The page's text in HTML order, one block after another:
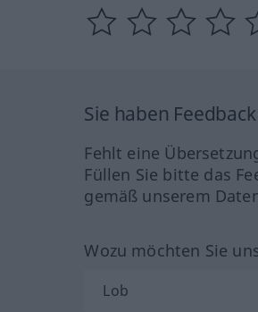
Sie haben
Fehlt eine
Füllen Sie bitte das
gemäß unserem
Wozu möchten Sie